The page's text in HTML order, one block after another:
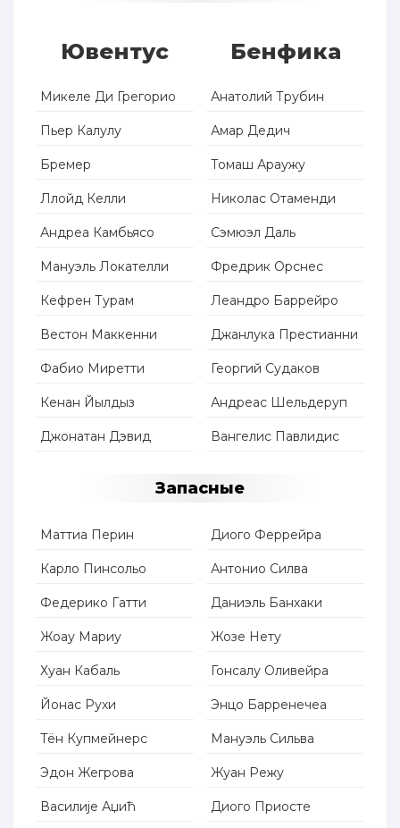
Ювентус
Микеле Ди Грегорио
Пьер Калулу
Бремер
Ллойд Келли
Андреа Камбьясо
Мануэль Локателли
Кефрен Турам
Вестон Маккенни
Фабио Миретти
Кенан Йылдыз
Джонатан Дэвид
Бенфика
Анатолий Трубин
Амар Дедич
Томаш Араужу
Николас Отаменди
Сэмюэл Даль
Фредрик Орснес
Леандро Баррейро
Джанлука Престианни
Георгий Судаков
Андреас Шельдеруп
Вангелис Павлидис
Запасные
Маттиа Перин
Карло Пинсольо
Федерико Гатти
Жоау Мариу
Хуан Кабаль
Йонас Рухи
Тён Купмейнерс
Эдон Жегрова
Василије Аџић
Диого Феррейра
Антонио Силва
Даниэль Банхаки
Жозе Нету
Гонсалу Оливейра
Энцо Барренечеа
Мануэль Сильва
Жуан Режу
Диого Приосте